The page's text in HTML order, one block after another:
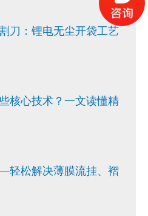
刀：锂电无尘开袋工艺
核心技术？一文读懂精
松解决薄膜流挂、褶